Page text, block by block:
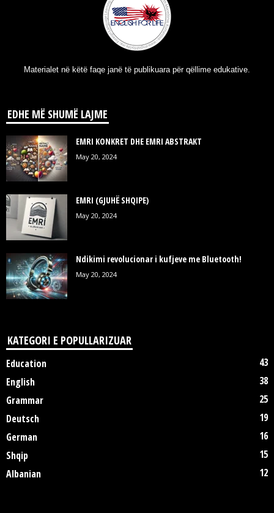
Materialet në këtë faqe janë të publikuara për qëllime edukative.
EDHE MË SHUMË LAJME
EMRI KONKRET DHE EMRI ABSTRAKT
May 20, 2024
EMRI (GJUHË SHQIPE)
May 20, 2024
Ndikimi revolucionar i kufjeve me Bluetooth!
May 20, 2024
KATEGORI E POPULLARIZUAR
Education
43
English
38
Grammar
25
Deutsch
19
German
16
Shqip
15
Albanian
12